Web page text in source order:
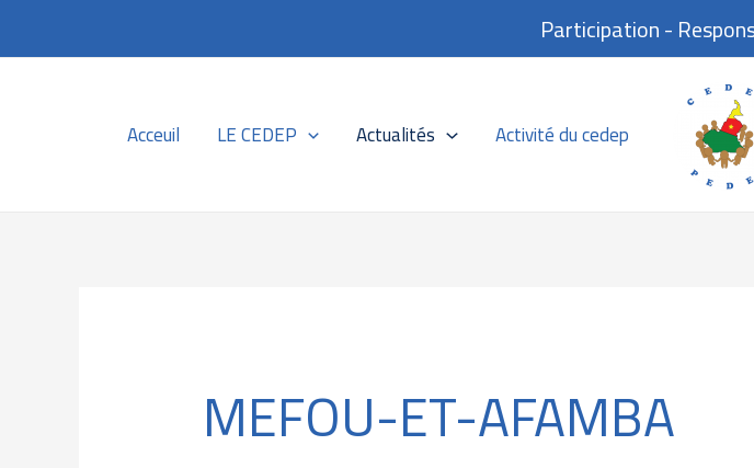
Participation -
Acceuil LE CEDEP Actualités Activité du cedep
MEFOU-ET-AFAMBA